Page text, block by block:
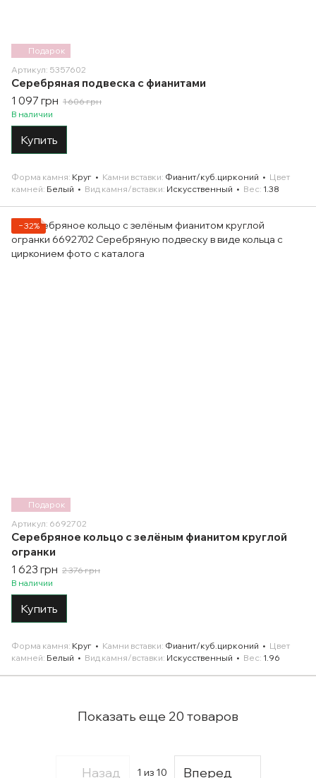
Подарок
Артикул: 5357602
Серебряная подвеска с фианитами
1 097 грн 1 606 грн
В наличии
Купить
Форма камня Круг Камни вставки Фианит/куб.цирконий
Цвет
камней Белый Вид камня/вставки Искусственный Вес 1.38
Подарок
−32%
Артикул: 6692702
Серебряное кольцо с зелёным фианитом круглой
огранки
1 623 грн 2 376 грн
В наличии
Купить
Форма камня Круг Камни вставки Фианит/куб.цирконий
Цвет
камней Белый Вид камня/вставки Искусственный Вес 1.96
Показать еще 20 товаров
Назад 1 из 10 Вперед